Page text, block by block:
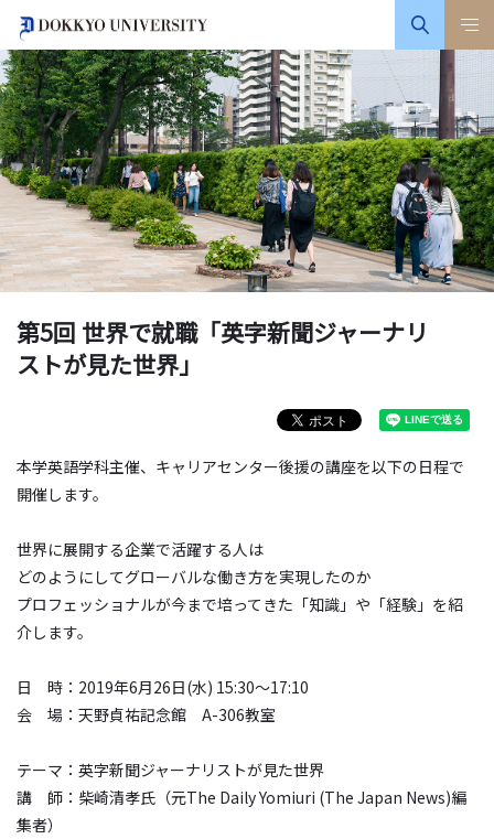
第5回 世界で就職「英字新聞ジャーナリ
ストが見た世界」
本学英語学科主催、キャリアセンター後援の講座を以下の日程で
開催します。
世界に展開する企業で活躍する人は
どのようにしてグローバルな働き方を実現したのか
プロフェッショナルが今まで培ってきた「知識」や「経験」を紹
介します。
日 時：2019年6月26日(水) 15:30～17:10
会 場：天野貞祐記念館 A-306教室
テーマ：英字新聞ジャーナリストが見た世界
講 師：柴崎清孝氏（元The Daily Yomiuri (The Japan News)編
集者）